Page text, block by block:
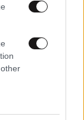
από μαζική